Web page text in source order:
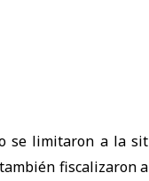
se limitaron a la
fiscalizaron